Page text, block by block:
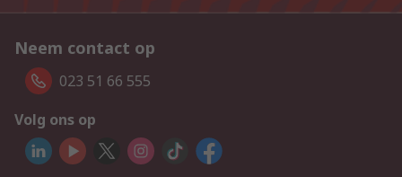
Neem contact op
023 51 66 555
Volg ons op